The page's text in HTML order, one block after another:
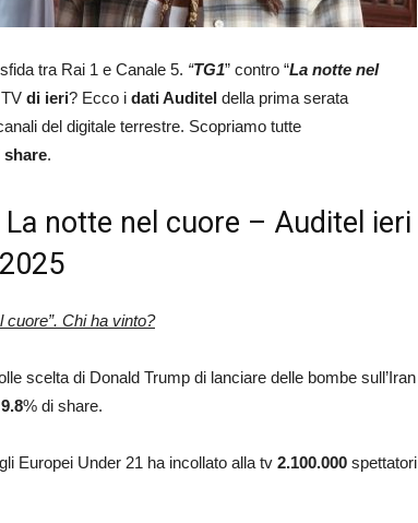
tra Rai 1 e Canale 5. “TG1” contro “La notte nel
di ieri? Ecco i dati Auditel della prima serata
del digitale terrestre. Scopriamo tutte
share.
notte nel cuore – Auditel ieri
cuore”. Chi ha vinto?
scelta di Donald Trump di lanciare delle bombe sull’Iran
9.8% di share.
Europei Under 21 ha incollato alla tv 2.100.000 spettatori